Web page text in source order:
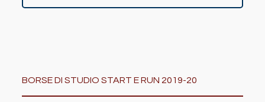
BORSE DI STUDIO START E RUN 2019-20